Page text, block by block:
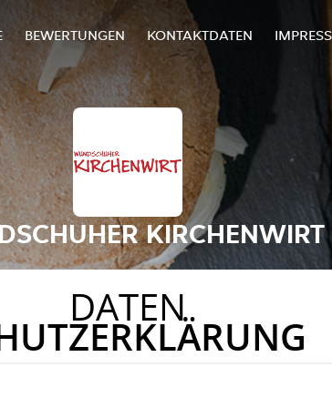
BEWERTUNGEN KONTAKTDATEN
KIRCHENWIRT
DATEN